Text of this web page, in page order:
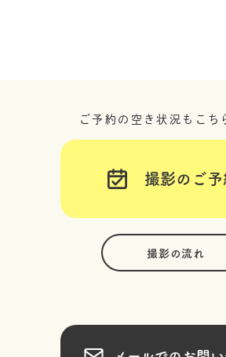
ご予約の空き状況もこち
撮影のご予
撮影の流れ